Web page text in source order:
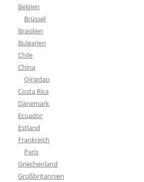
Belgien
Brüssel
Brasilien
Bulgarien
Chile
China
Qingdao
Costa Rica
Dänemark
Ecuador
Estland
Frankreich
Paris
Griechenland
Großbritannien